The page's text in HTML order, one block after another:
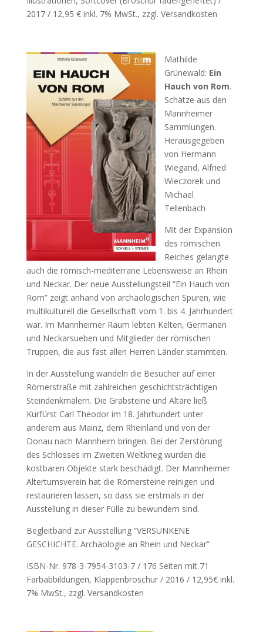
2017 / 12,95 € inkl. 7% MwSt., zzgl. Versandkosten
Mathilde
Grünewald: Ein
Hauch von Rom.
Schätze aus den
Mannheimer
Sammlungen.
Herausgegeben
von Hermann
Wiegand, Alfried
Wieczorek und
Michael
Tellenbach
Mit der Expansion
des römischen
Reiches gelangte
auch die römisch-mediterrane Lebensweise an Rhein
und Neckar. Der neue Ausstellungsteil “Ein Hauch von
Rom” zeigt anhand von archäologischen Spuren, wie
multikulturell die Gesellschaft vom 1. bis 4. Jahrhundert
war. Im Mannheimer Raum lebten Kelten, Germanen
und Neckarsueben und Mitglieder der römischen
Truppen, die aus fast allen Herren Länder stammten.
In der Ausstellung wandeln die Besucher auf einer
Römerstraße mit zahlreichen geschichtsträchtigen
Steindenkmälern. Die Grabsteine und Altäre ließ
Kurfürst Carl Theodor im 18. Jahrhundert unter
anderem aus Mainz, dem Rheinland und von der
Donau nach Mannheim bringen. Bei der Zerstörung
des Schlosses im Zweiten Weltkrieg wurden die
kostbaren Objekte stark beschädigt. Der Mannheimer
Altertumsverein hat die Römersteine reinigen und
restaurieren lassen, so dass sie erstmals in der
Ausstellung in dieser Fülle zu bewundern sind.
Begleitband zur Ausstellung “VERSUNKENE
GESCHICHTE. Archäologie an Rhein und Neckar”
ISBN-Nr. 978-3-7954-3103-7 / 176 Seiten mit 71
Farbabbildungen, Klappenbroschur / 2016 / 12,95€ inkl.
7% MwSt., zzgl. Versandkosten